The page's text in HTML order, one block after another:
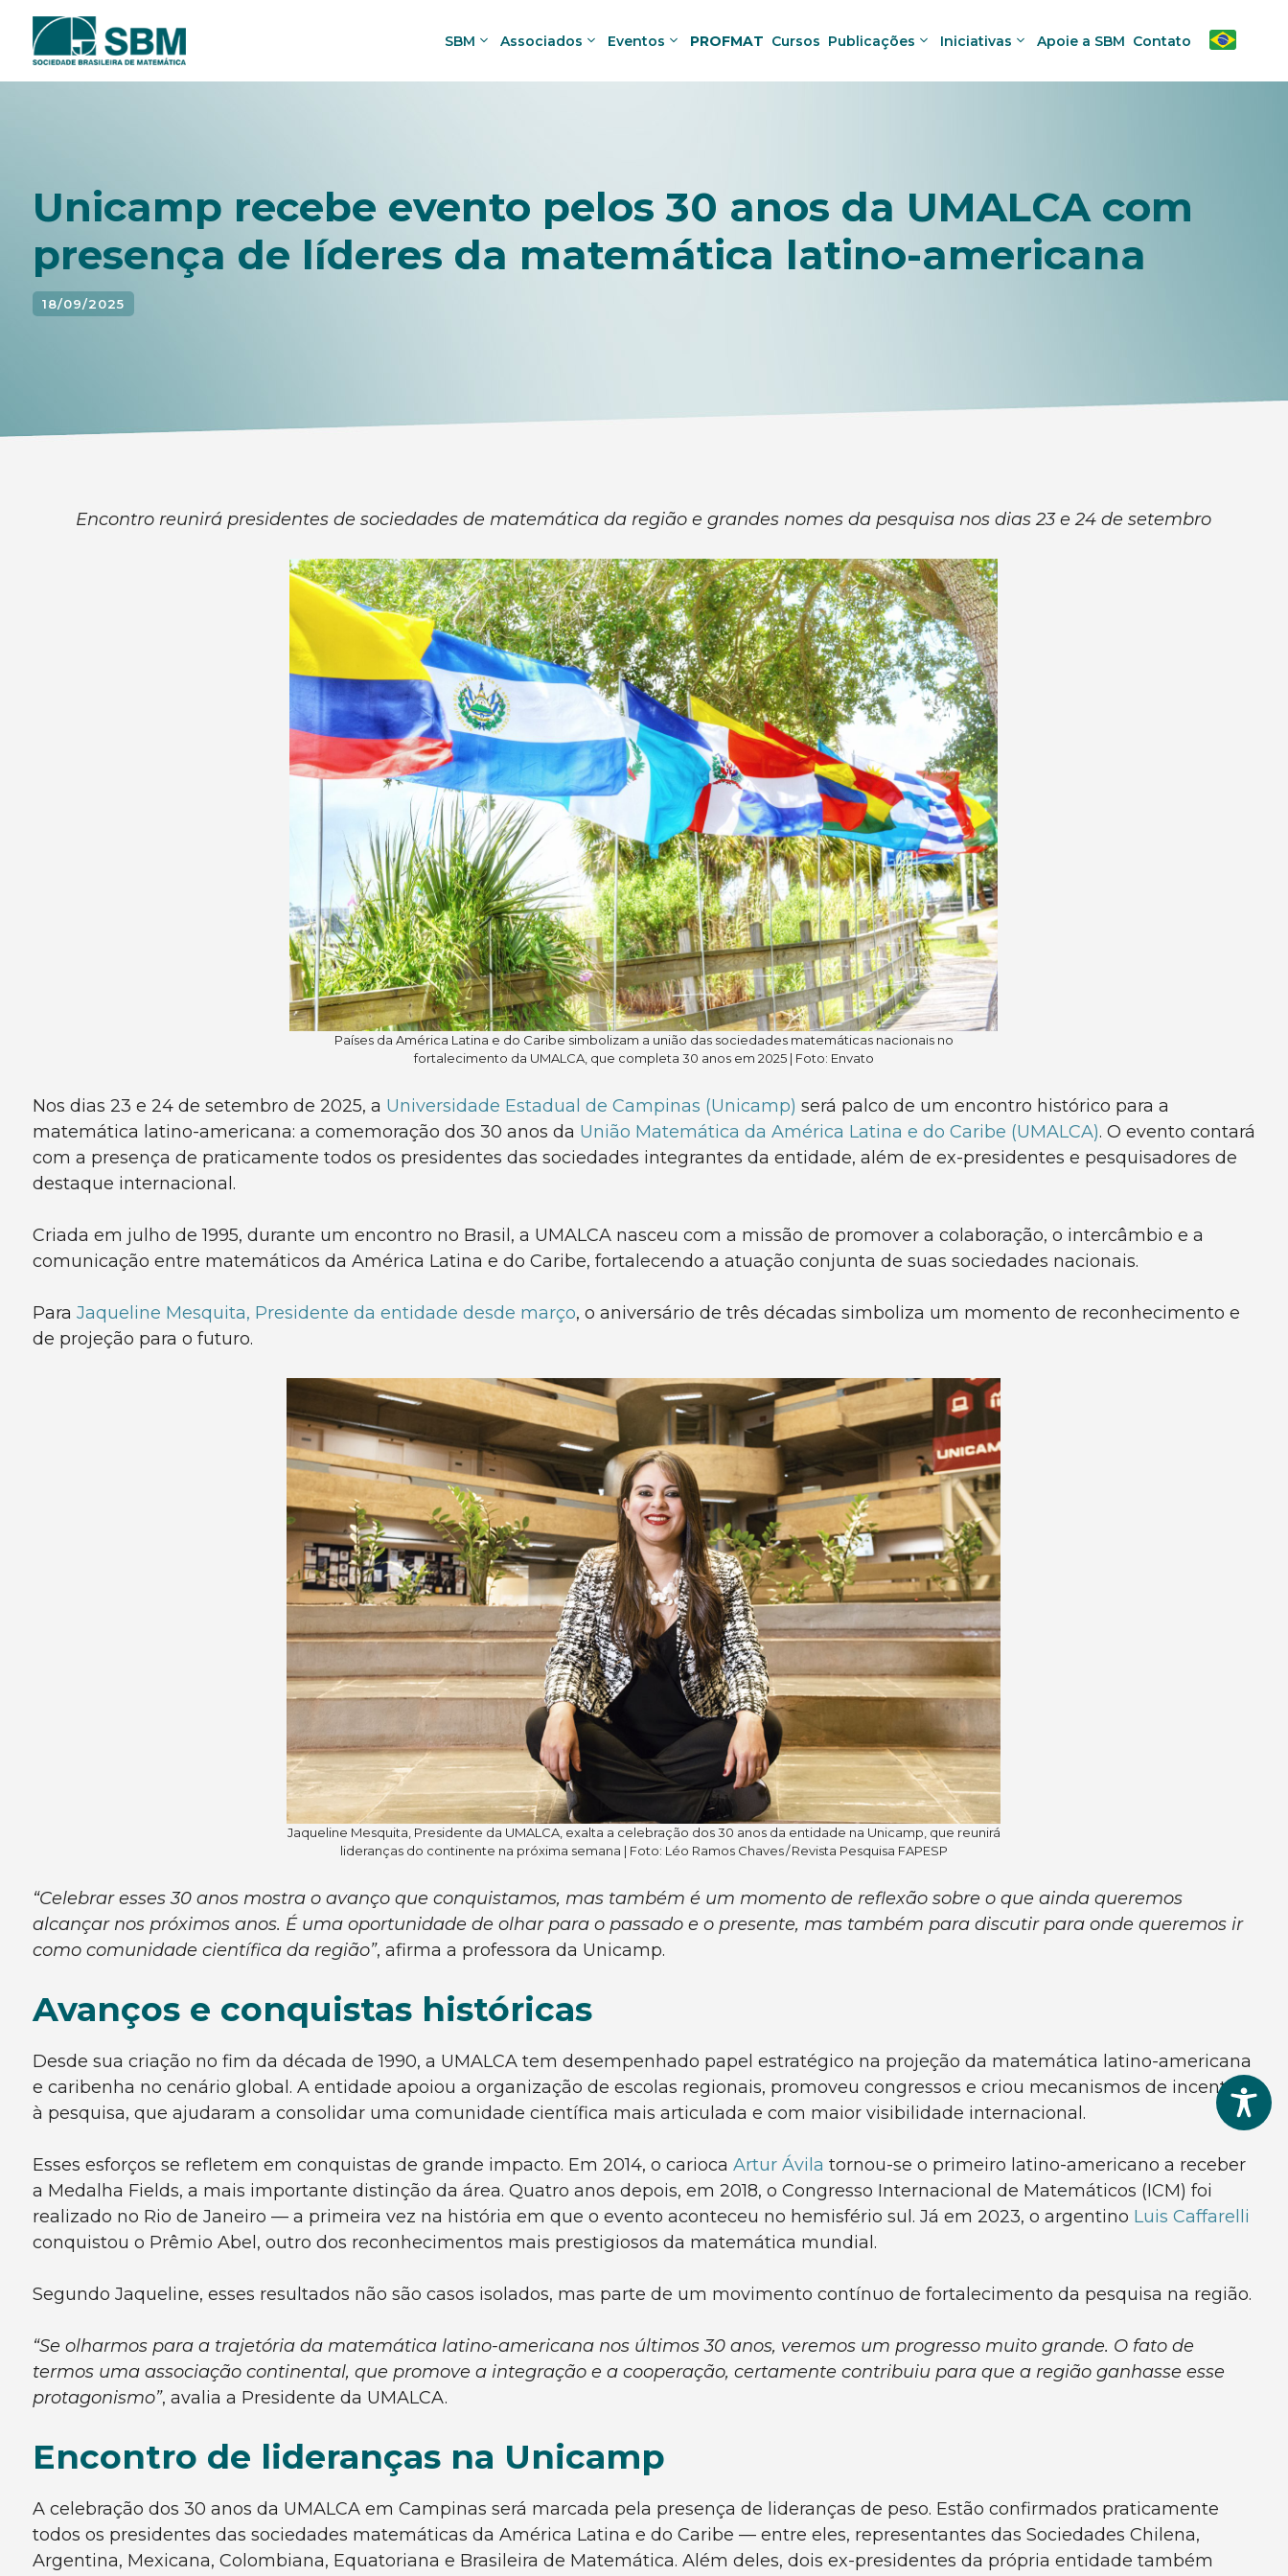
Pular
para
SBM Associados Eventos PROFMAT Cursos Publicações Iniciativas Apoie a SBM Contato
Unicamp recebe evento pelos 30 anos da UMALCA com
presença de líderes da matemática latino-americana
18/09/2025
Encontro reunirá presidentes de sociedades de matemática da região e grandes nomes da pesquisa nos dias 23 e 24 de setembro
Países da América Latina e do Caribe simbolizam a união das sociedades matemáticas nacionais no
fortalecimento da UMALCA, que completa 30 anos em 2025 | Foto: Envato
Nos dias 23 e 24 de setembro de 2025, a Universidade Estadual de Campinas (Unicamp) será palco de um encontro histórico para a
matemática latino-americana: a comemoração dos 30 anos da União Matemática da América Latina e do Caribe (UMALCA). O evento contará
com a presença de praticamente todos os presidentes das sociedades integrantes da entidade, além de ex-presidentes e pesquisadores de
destaque internacional.
Criada em julho de 1995, durante um encontro no Brasil, a UMALCA nasceu com a missão de promover a colaboração, o intercâmbio e a
comunicação entre matemáticos da América Latina e do Caribe, fortalecendo a atuação conjunta de suas sociedades nacionais.
Para Jaqueline Mesquita, Presidente da entidade desde março, o aniversário de três décadas simboliza um momento de reconhecimento e
de projeção para o futuro.
Jaqueline Mesquita, Presidente da UMALCA, exalta a celebração dos 30 anos da entidade na Unicamp, que reunirá
lideranças do continente na próxima semana | Foto: Léo Ramos Chaves / Revista Pesquisa FAPESP
“Celebrar esses 30 anos mostra o avanço que conquistamos, mas também é um momento de reflexão sobre o que ainda queremos
alcançar nos próximos anos. É uma oportunidade de olhar para o passado e o presente, mas também para discutir para onde queremos ir
como comunidade científica da região”, afirma a professora da Unicamp.
Avanços e conquistas históricas
Desde sua criação no fim da década de 1990, a UMALCA tem desempenhado papel estratégico na projeção da matemática latino-americana
e caribenha no cenário global. A entidade apoiou a organização de escolas regionais, promoveu congressos e criou mecanismos de incentivo
à pesquisa, que ajudaram a consolidar uma comunidade científica mais articulada e com maior visibilidade internacional.
Esses esforços se refletem em conquistas de grande impacto. Em 2014, o carioca Artur Ávila tornou-se o primeiro latino-americano a receber
a Medalha Fields, a mais importante distinção da área. Quatro anos depois, em 2018, o Congresso Internacional de Matemáticos (ICM) foi
realizado no Rio de Janeiro — a primeira vez na história em que o evento aconteceu no hemisfério sul. Já em 2023, o argentino Luis Caffarelli
conquistou o Prêmio Abel, outro dos reconhecimentos mais prestigiosos da matemática mundial.
Segundo Jaqueline, esses resultados não são casos isolados, mas parte de um movimento contínuo de fortalecimento da pesquisa na região.
“Se olharmos para a trajetória da matemática latino-americana nos últimos 30 anos, veremos um progresso muito grande. O fato de
termos uma associação continental, que promove a integração e a cooperação, certamente contribuiu para que a região ganhasse esse
protagonismo”, avalia a Presidente da UMALCA.
Encontro de lideranças na Unicamp
A celebração dos 30 anos da UMALCA em Campinas será marcada pela presença de lideranças de peso. Estão confirmados praticamente
todos os presidentes das sociedades matemáticas da América Latina e do Caribe — entre eles, representantes das Sociedades Chilena,
Argentina, Mexicana, Colombiana, Equatoriana e Brasileira de Matemática. Além deles, dois ex-presidentes da própria entidade também